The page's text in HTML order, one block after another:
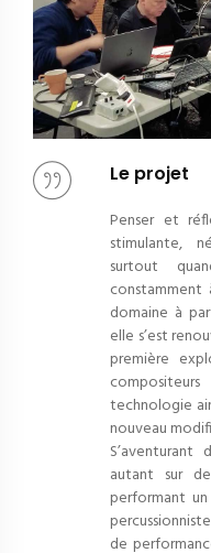
Le projet
Penser et
stimulante,
surtout
constamment
domaine à
elle s’est
première
technologie
nouveau
autant sur
performant
de